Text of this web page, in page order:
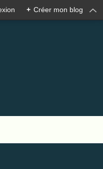
+ Créer mon blog